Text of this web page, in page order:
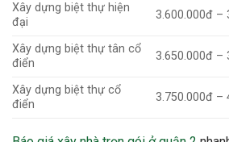
Xây dựng biệt thự hiện
đại
3.600.000đ –
Xây dựng biệt thự tân cổ
điển
3.650.000đ –
Xây dựng biệt thự cổ
điển
3.750.000đ –